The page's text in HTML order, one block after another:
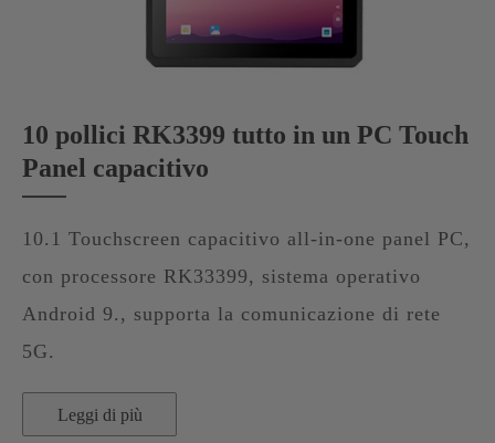
10 pollici RK3399 tutto in un PC Touch
Panel capacitivo
10.1 Touchscreen capacitivo all-in-one panel PC,
con processore RK33399, sistema operativo
Android 9., supporta la comunicazione di rete
5G.
Leggi di più